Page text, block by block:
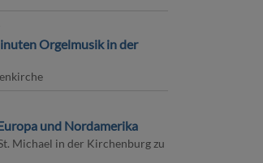
Orgelmusik in der
und Nordamerika
Michael in der Kirchenburg zu